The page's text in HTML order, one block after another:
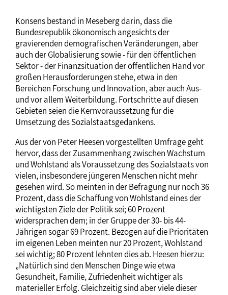
Konsens bestand in Meseberg darin, dass die
Bundesrepublik ökonomisch angesichts der
gravierenden demografischen Veränderungen, aber
auch der Globalisierung sowie - für den öffentlichen
Sektor - der Finanzsituation der öffentlichen Hand vor
großen Herausforderungen stehe, etwa in den
Bereichen Forschung und Innovation, aber auch Aus-
und vor allem Weiterbildung. Fortschritte auf diesen
Gebieten seien die Kernvoraussetzung für die
Umsetzung des Sozialstaatsgedankens.
Aus der von Peter Heesen vorgestellten Umfrage geht
hervor, dass der Zusammenhang zwischen Wachstum
und Wohlstand als Voraussetzung des Sozialstaats von
vielen, insbesondere jüngeren Menschen nicht mehr
gesehen wird. So meinten in der Befragung nur noch 36
Prozent, dass die Schaffung von Wohlstand eines der
wichtigsten Ziele der Politik sei; 60 Prozent
widersprachen dem; in der Gruppe der 30- bis 44-
Jährigen sogar 69 Prozent. Bezogen auf die Prioritäten
im eigenen Leben meinten nur 20 Prozent, Wohlstand
sei wichtig; 80 Prozent lehnten dies ab. Heesen hierzu:
„Natürlich sind den Menschen Dinge wie etwa
Gesundheit, Familie, Zufriedenheit wichtiger als
materieller Erfolg. Gleichzeitig sind aber viele dieser